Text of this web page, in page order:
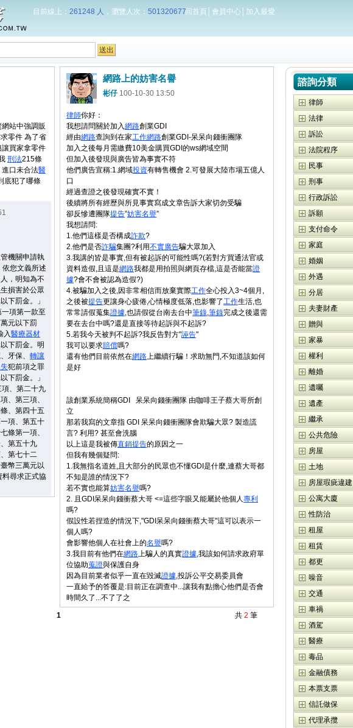
目前線上： 261248 人 ，瀏覽人次： 501320677回首頁 會員中心 加入最愛
站中強調販
零件 為了省
買家拿零件
刑法215條
進口未合法醫
底犯了哪條
機關申請執
您文義所述
，明知為不
損害於公眾
下罰金。」
項第一款至
元以下罰
入醫療器材
下罰金。明
牙保、 轉讓
犯前項之罪
下罰金。」
、第二十九
、第三項、
、第四十五
項、第五十
條第一項、
第五十九
第七十二
幣三萬元以
料尋求正式協
網路上的妨害名譽
彬仔100-10-30 13:50
律師你好：
我想請問關於加入網路創業GDI
經由網路查詢到在家工作網路創業GDI-呆呆向錢衝團隊
加入之後每月需繳費10美金購買GDI的ws網域空間
但加入後發現與廣告皆為事實不符
他們廣告宣稱:1.網域投資有轉售機會 2.可發展大陸市場五億人
口
經過查證之後發現確實不實！
後續將所有經歷與所見事實寫成文章告訴大家切勿受騙
卻反慘遭團隊提告”妨害名譽”
我想請問:
1.他們這樣是否構成詐欺?
2.他們是否詐騙集團?利用不實廣告騙大眾加入
3.我講的皆是事實,但有被起訴的可能性嗎?(若對方買通法官或
資料造假,且這是網路我都是用拍照與網頁存檔,這是否能當證
據?會不會被認為造假?)
4.被騙加入之後,因非常相信而放棄實際工作全心投入3~4個月,
之後被提告更讓身心疲倦,心情極度低落,也影響了工作生活,也
常常請假蒐集證據,也請假從台南去台中筆錄,筆錄完成之後還需
要在去台中嗎?還是直接等待起訴與不起訴?
5.若我今天被判不起訴?我反告對方"誣告"
我可以要求賠償嗎?
還有他們目前依然在網路上繼續行騙！求助無門,不知道該如何
是好
該創業系統簡稱GDI 呆呆向錢衝團隊 由咖啡王子蔡大哥所創
立
那若我寫的文章指 GDI 呆呆向錢衝團隊會欺騙大眾? 製造謊
言? 利用? 甚至會洗腦
以上這是我被傳直銷提告的原因之一
但我有幾個疑問:
1.我無指名道姓,且大部分的民眾也不懂GDI是什麼,連蔡大哥都
不知是誰的情況下?
若不實也能算妨害名譽嗎?
2. 且GDI呆呆向錢衝蔡大哥 <=這些字眼又能屬於他個人專利
嗎?
假設性若捏造的情況下,"GDI呆呆向錢衝蔡大哥"這可以表示一
個人嗎?
會影響他個人在社會上的名譽嗎?
3.我目前有他們在網路上騙人的真實證據,我該如何請求政府單
位協助蒐證與保護自身
因為目前業者似乎一直在毀滅證據,投訴公平交易委員會
一直給予的答覆是:目前正在調查中...讓我有點擔心他們是否會
時間久了...不了了之
1 共2 筆
諮詢分類
律師
法律
訴訟
法院程序
民事
刑事
行政訴訟
訴願
支付命令
家庭
婚姻
外遇
分居
夫妻財產
贈與
家暴
權利
離婚
遺囑
遺產
繼承
公共危險
房屋
土地
房屋瑕疵違建
公寓大廈
性防治
租屋
租賃
都更
噪音
交通
車禍
酒駕
醫療
毒品
金融債務
本票支票
信託做保
代理承攬